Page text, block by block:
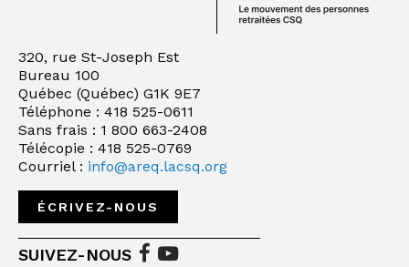
320, rue St-Joseph Est
Bureau 100
Québec (Québec) G1K 9E7
Téléphone : 418 525-0611
Sans frais : 1 800 663-2408
Télécopie : 418 525-0769
Courriel : info@areq.lacsq.org
ÉCRIVEZ-NOUS
SUIVEZ-NOUS